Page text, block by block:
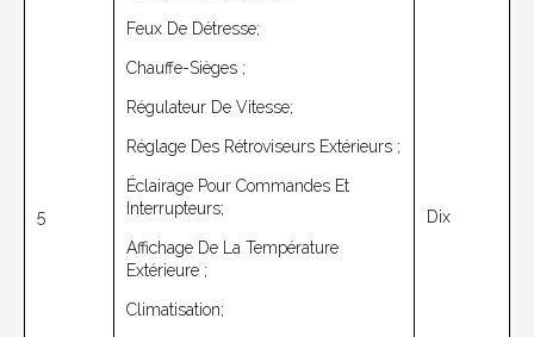
5
Feux De Détresse;
Chauffe-Sièges ;
Régulateur De Vitesse;
Réglage Des Rétroviseurs Extérieurs ;
Éclairage Pour Commandes Et
Interrupteurs;
Affichage De La Température
Extérieure ;
Climatisation;
Dix